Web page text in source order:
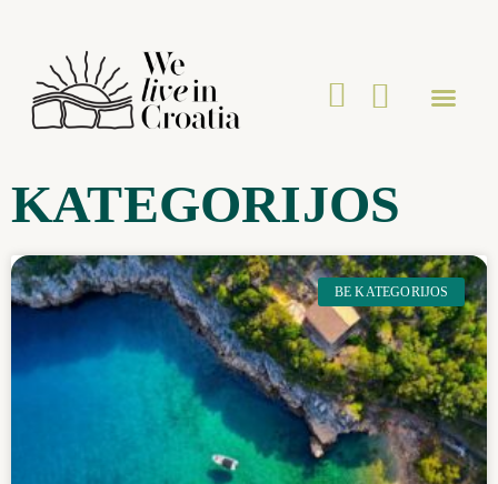
KATEGORIJOS
BE KATEGORIJOS